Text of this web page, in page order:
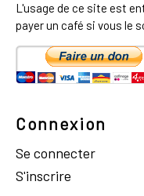
L'usage de ce site est
payer un café si vous le
Connexion
Se connecter
S'inscrire